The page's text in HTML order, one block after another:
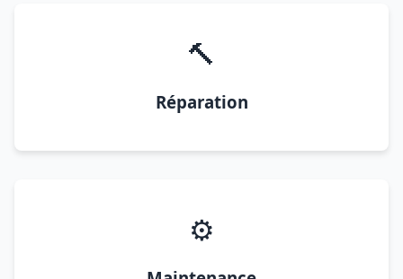
🔨
Réparation
⚙️